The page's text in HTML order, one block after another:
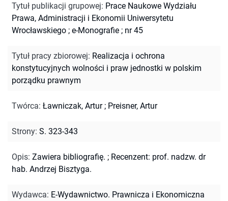
Tytuł publikacji grupowej: Prace Naukowe Wydziału
Prawa, Administracji i Ekonomii Uniwersytetu
Wrocławskiego ; e-Monografie ; nr 45
Tytuł pracy zbiorowej: Realizacja i ochrona
konstytucyjnych wolności i praw jednostki w polskim
porządku prawnym
Twórca: Ławniczak, Artur; Preisner, Artur
Strony: S. 323-343
Opis: Zawiera bibliografię. ; Recenzent: prof. nadzw. dr
hab. Andrzej Bisztyga.
Wydawca: E-Wydawnictwo. Prawnicza i Ekonomiczna